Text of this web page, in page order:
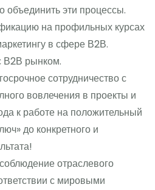
объединить эти процессы.
на профильных курсах
в сфере В2В.
В2В рынком.
сотрудничество с
вовлечения в проекты и
к работе на положительный
до конкретного и
отраслевого
с мировыми